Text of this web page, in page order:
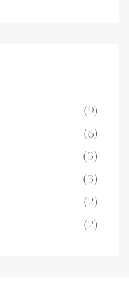
(9)
(6)
(3)
(3)
(2)
(2)